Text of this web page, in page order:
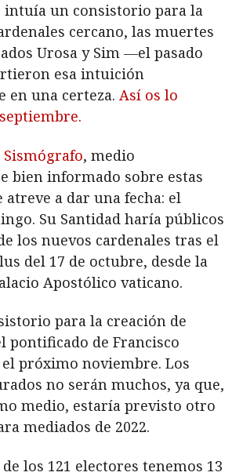
intuía un consistorio para la
cercano, las muertes
Urosa y Sim ―el pasado
esa intuición
en una certeza. Así os lo
, medio
bien informado sobre estas
atreve a dar una fecha: el
Su Santidad haría públicos
los nuevos cardenales tras el
del 17 de octubre, desde la
Apostólico vaticano.
para la creación de
pontificado de Francisco
próximo noviembre. Los
no serán muchos, ya que,
medio, estaría previsto otro
mediados de 2022.
los 121 electores tenemos 13